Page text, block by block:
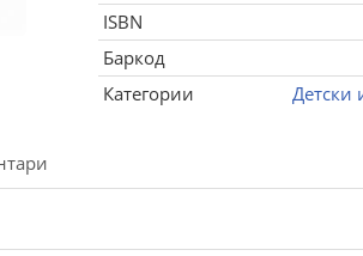
ISBN
Баркод
Категории
Детски